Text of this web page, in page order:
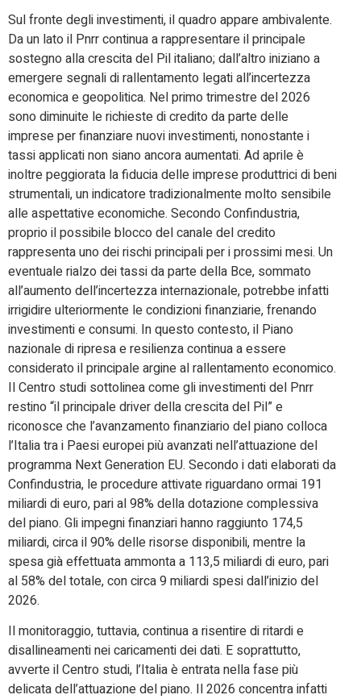
Sul fronte degli investimenti, il quadro appare ambivalente.
Da un lato il Pnrr continua a rappresentare il principale
sostegno alla crescita del Pil italiano; dall’altro iniziano a
emergere segnali di rallentamento legati all’incertezza
economica e geopolitica. Nel primo trimestre del 2026
sono diminuite le richieste di credito da parte delle
imprese per finanziare nuovi investimenti, nonostante i
tassi applicati non siano ancora aumentati. Ad aprile è
inoltre peggiorata la fiducia delle imprese produttrici di beni
strumentali, un indicatore tradizionalmente molto sensibile
alle aspettative economiche. Secondo Confindustria,
proprio il possibile blocco del canale del credito
rappresenta uno dei rischi principali per i prossimi mesi. Un
eventuale rialzo dei tassi da parte della Bce, sommato
all’aumento dell’incertezza internazionale, potrebbe infatti
irrigidire ulteriormente le condizioni finanziarie, frenando
investimenti e consumi. In questo contesto, il Piano
nazionale di ripresa e resilienza continua a essere
considerato il principale argine al rallentamento economico.
Il Centro studi sottolinea come gli investimenti del Pnrr
restino “il principale driver della crescita del Pil” e
riconosce che l’avanzamento finanziario del piano colloca
l’Italia tra i Paesi europei più avanzati nell’attuazione del
programma Next Generation EU. Secondo i dati elaborati da
Confindustria, le procedure attivate riguardano ormai 191
miliardi di euro, pari al 98% della dotazione complessiva
del piano. Gli impegni finanziari hanno raggiunto 174,5
miliardi, circa il 90% delle risorse disponibili, mentre la
spesa già effettuata ammonta a 113,5 miliardi di euro, pari
al 58% del totale, con circa 9 miliardi spesi dall’inizio del
2026.
Il monitoraggio, tuttavia, continua a risentire di ritardi e
disallineamenti nei caricamenti dei dati. E soprattutto,
avverte il Centro studi, l’Italia è entrata nella fase più
delicata dell’attuazione del piano. Il 2026 concentra infatti